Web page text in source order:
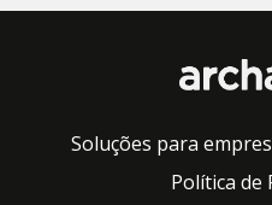
Soluções para
Política de